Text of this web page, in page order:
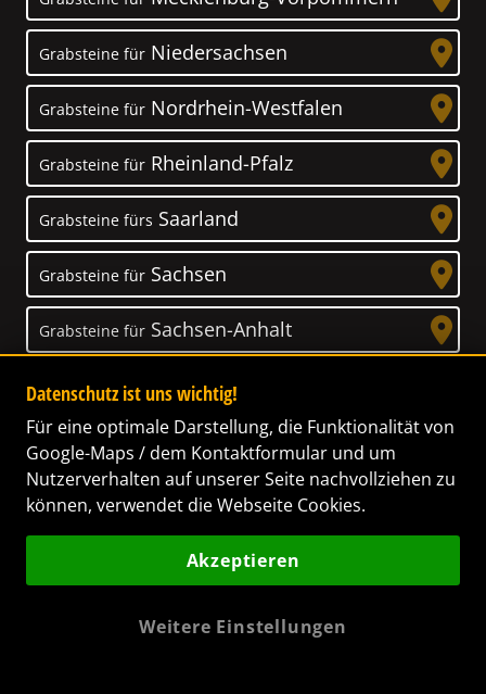
Grabsteine für Niedersachsen
Grabsteine für Nordrhein-Westfalen
Grabsteine für Rheinland-Pfalz
Grabsteine fürs Saarland
Grabsteine für Sachsen
Grabsteine für Sachsen-Anhalt
Grabsteine für Schleswig-Holstein
Grabsteine fürThüringen
Unser Anspruch
Das Leben ist ein Geschenk! – Nun haben wir
Datenschutz ist uns wichtig!
Für eine optimale Darstellung, die Funktionalität von
Google-Maps / dem Kontaktformular und um
Nutzerverhalten auf unserer Seite nachvollziehen zu
können, verwendet die Webseite Cookies.
Akzeptieren
Weitere Einstellungen